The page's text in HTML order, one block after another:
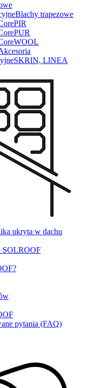
Blachy trapezowe
SKRIN, LINEA
ukryta w dachu
SOLROOF
pytania (FAQ)